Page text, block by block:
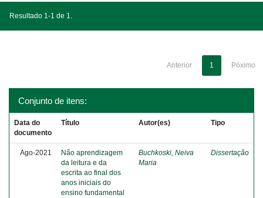
Resultado 1-1 de 1.
Anterior 1 Póximo
Conjunto de itens:
Data do
documento
Título Autor(es) Tipo
Ago-2021
Não aprendizagem
da leitura e da
escrita ao final dos
anos iniciais do
ensino fundamental
Buchkoski, Neiva
Maria
Dissertação